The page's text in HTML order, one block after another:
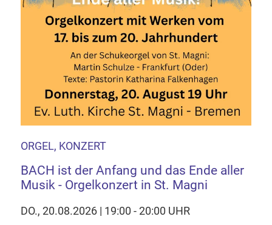
ORGEL, KONZERT
BACH ist der Anfang und das Ende aller
Musik - Orgelkonzert in St. Magni
DO., 20.08.2026 | 19:00 - 20:00 UHR